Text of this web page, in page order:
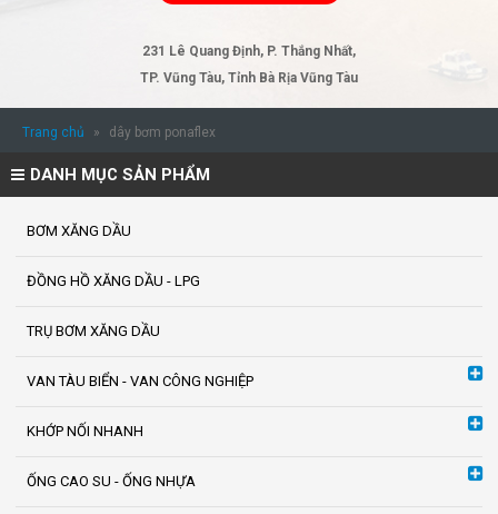
231 Lê Quang Định, P. Thắng Nhất,
TP. Vũng Tàu, Tỉnh Bà Rịa Vũng Tàu
Trang chủ » dây bơm ponaflex
DANH MỤC SẢN PHẨM
BƠM XĂNG DẦU
ĐỒNG HỒ XĂNG DẦU - LPG
TRỤ BƠM XĂNG DẦU
VAN TÀU BIỂN - VAN CÔNG NGHIỆP
KHỚP NỐI NHANH
ỐNG CAO SU - ỐNG NHỰA